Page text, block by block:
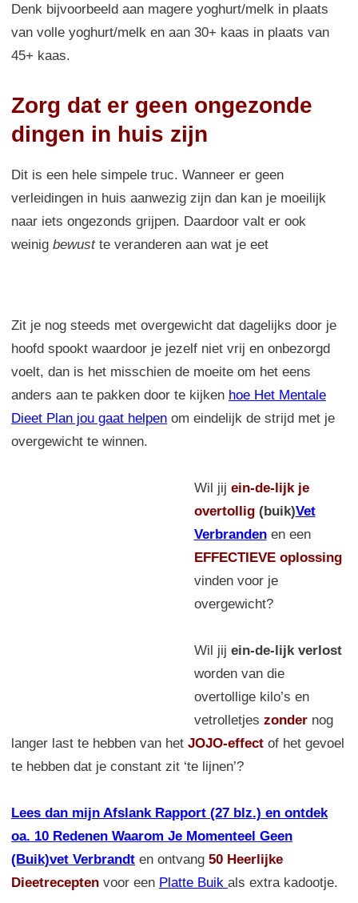
Denk bijvoorbeeld aan magere yoghurt/melk in plaats
van volle yoghurt/melk en aan 30+ kaas in plaats van
45+ kaas.
Zorg dat er geen ongezonde
dingen in huis zijn
Dit is een hele simpele truc. Wanneer er geen
verleidingen in huis aanwezig zijn dan kan je moeilijk
naar iets ongezonds grijpen. Daardoor valt er ook
weinig bewustte veranderen aan wat je eet
Zit je nog steeds met overgewicht dat dagelijks door je
hoofd spookt waardoor je jezelf niet vrij en onbezorgd
voelt, dan is het misschien de moeite om het eens
anders aan te pakken door te kijken hoe Het Mentale
Dieet Plan jou gaat helpen om eindelijk de strijd met je
overgewicht te winnen.
Wil jij ein-de-lijk je
overtollig(buik)Vet
Verbranden en een
EFFECTIEVE oplossing
vinden voor je
overgewicht?
Wil jij ein-de-lijk verlost
worden van die
overtollige kilo’s en
vetrolletjes zondernog
langer last te hebben van het JOJO-effect of het gevoel
te hebben dat je constant zit ‘te lijnen’?
Lees dan mijn Afslank Rapport (27 blz.) en ontdek
oa. 10 Redenen Waarom Je Momenteel Geen
(Buik)vet Verbrandt en ontvang 50 Heerlijke
Dieetrecepten voor een Platte Buik als extra kadootje.